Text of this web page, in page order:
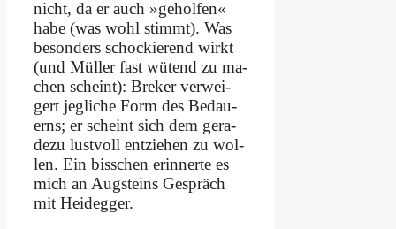
nicht, da er auch »ge­hol­fen«
ha­be (was wohl stimmt). Was
be­son­ders schockie­rend wirkt
(und Mül­ler fast wü­tend zu ma­
chen scheint): Bre­ker ver­wei­
gert jeg­li­che Form des Be­dau­
erns; er scheint sich dem ge­ra­
de­zu lust­voll ent­zie­hen zu wol­
len. Ein biss­chen er­in­ner­te es
mich an Aug­steins Ge­spräch
mit Heid­eg­ger.